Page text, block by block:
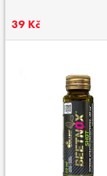
39 Kč